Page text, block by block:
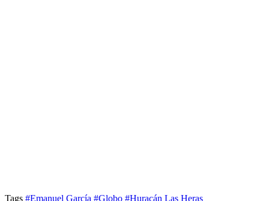
Tags #Emanuel García #Globo #Huracán Las Heras